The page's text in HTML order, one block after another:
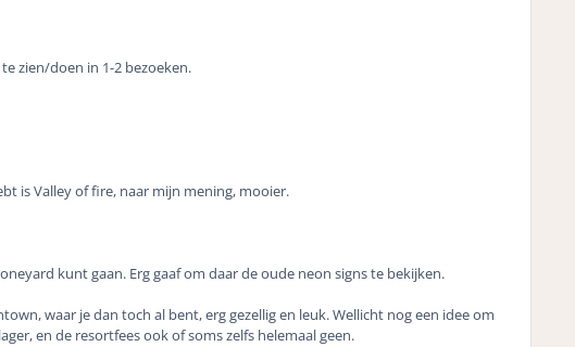
zien/doen in 1-2 bezoeken.
is Valley of fire, naar mijn mening, mooier.
kunt gaan. Erg gaaf om daar de oude neon signs te bekijken.
waar je dan toch al bent, erg gezellig en leuk. Wellicht nog een idee om
en de resortfees ook of soms zelfs helemaal geen.